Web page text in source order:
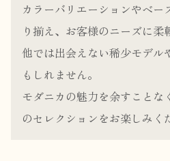
カラーバリエーションやベ
り揃え、お客様のニーズに柔
他では出会えない稀少モデル
もしれません。
モダニカの魅力を余すこと
のセレクションをお楽しみく